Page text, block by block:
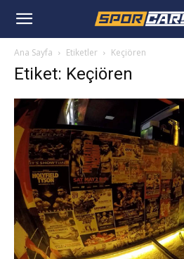
Ana Sayfa Etiketler Keçiören
Etiket: Keçiören